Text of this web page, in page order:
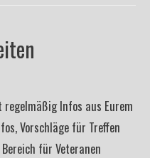
Infos aus Eurem
Vorschläge für Treffen
für Veteranen